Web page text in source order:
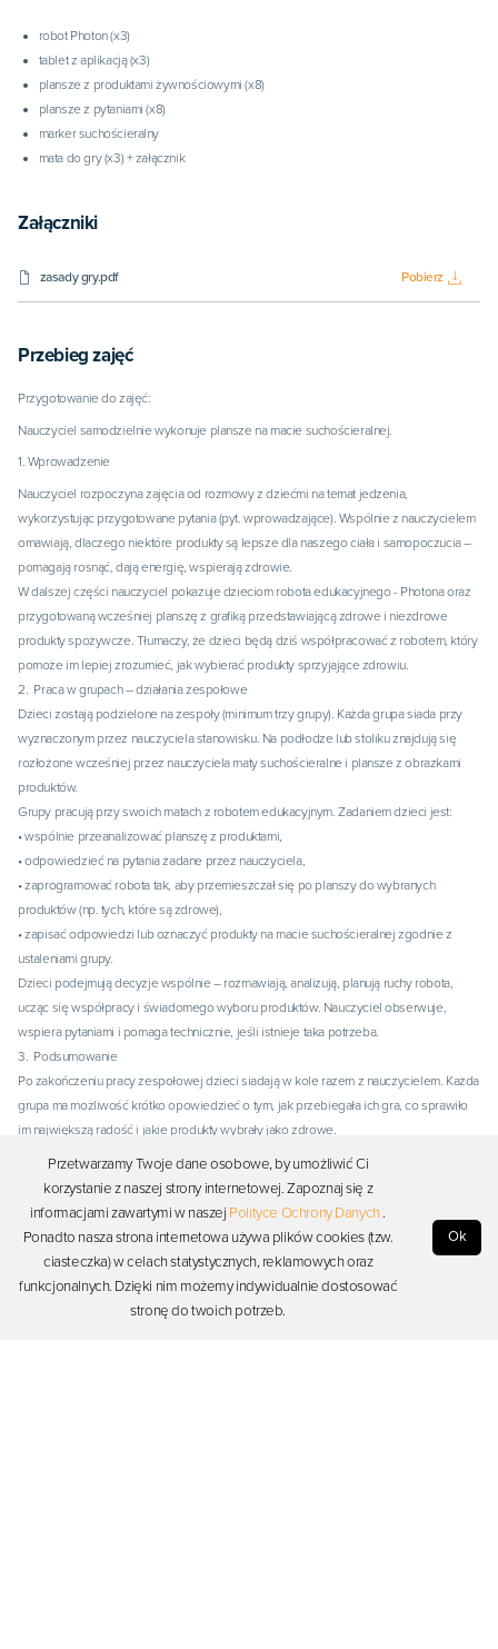
robot Photon (x3)
tablet z aplikacją (x3)
plansze z produktami żywnościowymi (x8)
plansze z pytaniami (x8)
marker suchościeralny
mata do gry (x3) + załącznik
Załączniki
zasady gry.pdf Pobierz
Przebieg zajęć
Przygotowanie do zajęć:
Nauczyciel samodzielnie wykonuje plansze na macie suchościeralnej.
1. Wprowadzenie
Nauczyciel rozpoczyna zajęcia od rozmowy z dziećmi na temat jedzenia,
wykorzystując przygotowane pytania (pyt. wprowadzające). Wspólnie z nauczycielem
omawiają, dlaczego niektóre produkty są lepsze dla naszego ciała i samopoczucia –
pomagają rosnąć, dają energię, wspierają zdrowie.
W dalszej części nauczyciel pokazuje dzieciom robota edukacyjnego - Photona oraz
przygotowaną wcześniej planszę z grafiką przedstawiającą zdrowe i niezdrowe
produkty spożywcze. Tłumaczy, że dzieci będą dziś współpracować z robotem, który
pomoże im lepiej zrozumieć, jak wybierać produkty sprzyjające zdrowiu.
2. Praca w grupach – działania zespołowe
Dzieci zostają podzielone na zespoły (minimum trzy grupy). Każda grupa siada przy
wyznaczonym przez nauczyciela stanowisku. Na podłodze lub stoliku znajdują się
rozłożone wcześniej przez nauczyciela maty suchościeralne i plansze z obrazkami
produktów.
Grupy pracują przy swoich matach z robotem edukacyjnym. Zadaniem dzieci jest:
• wspólnie przeanalizować planszę z produktami,
• odpowiedzieć na pytania zadane przez nauczyciela,
• zaprogramować robota tak, aby przemieszczał się po planszy do wybranych
produktów (np. tych, które są zdrowe),
• zapisać odpowiedzi lub oznaczyć produkty na macie suchościeralnej zgodnie z
ustaleniami grupy.
Dzieci podejmują decyzje wspólnie – rozmawiają, analizują, planują ruchy robota,
ucząc się współpracy i świadomego wyboru produktów. Nauczyciel obserwuje,
wspiera pytaniami i pomaga technicznie, jeśli istnieje taka potrzeba.
3. Podsumowanie
Po zakończeniu pracy zespołowej dzieci siadają w kole razem z nauczycielem. Każda
grupa ma możliwość krótko opowiedzieć o tym, jak przebiegała ich gra, co sprawiło
im największą radość i jakie produkty wybrały jako zdrowe.
Nauczyciel podsumowuje zajęcia, nawiązując do wniosków dzieci. Wspólnie z
Ciekawostki/Pytania otwierające
Przetwarzamy Twoje dane osobowe, by umożliwić Ci
korzystanie z naszej strony internetowej. Zapoznaj się z
informacjami zawartymi w naszej Polityce Ochrony Danych .
Ponadto nasza strona internetowa używa plików cookies (tzw.
ciasteczka) w celach statystycznych, reklamowych oraz
funkcjonalnych. Dzięki nim możemy indywidualnie dostosować
stronę do twoich potrzeb.
Ok